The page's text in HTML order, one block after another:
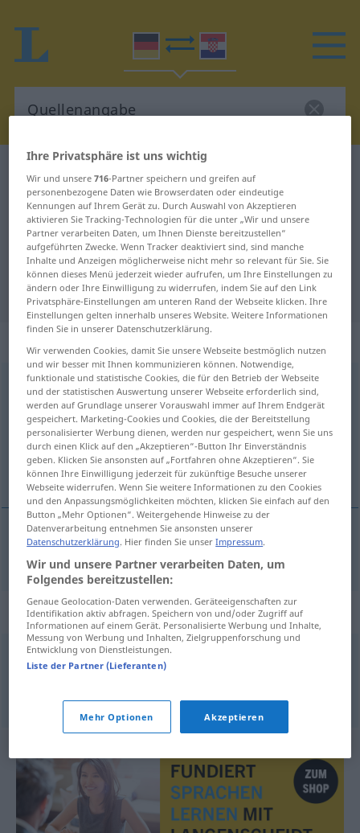
Deutsch-Kroatisch Übersetzung für
"Quellenangabe"
"Quellenangabe" Kroatisch
Übersetzung
„Quellenangabe“ : Femininum
Quellenangabef <Quellenangabe;-n>
Übersicht aller Übersetzungen
(Für mehr Details die Übersetzung anklicken/antippen)
citiranje izvora
Quellenangabe
Synonyme für "Quellenangabe"
Fundstelle,Beleg(stelle)
© OpenThesaurus.de
Ihre Privatsphäre ist uns wichtig
Wir und unsere716-Partner speichern und greifen auf
personenbezogene Daten wie Browserdaten oder eindeutige
Kennungen auf Ihrem Gerät zu. Durch Auswahl von Akzeptieren
aktivieren Sie Tracking-Technologien für die unter „Wir und unsere
Partner verarbeiten Daten, um Ihnen Dienste bereitzustellen“
aufgeführten Zwecke. Wenn Tracker deaktiviert sind, sind manche
Inhalte und Anzeigen möglicherweise nicht mehr so relevant für Sie. Sie
können dieses Menü jederzeit wieder aufrufen, um Ihre Einstellungen zu
ändern oder Ihre Einwilligung zu widerrufen, indem Sie auf den Link
Privatsphäre-Einstellungen am unteren Rand der Webseite klicken. Ihre
Einstellungen gelten innerhalb unseres Website. Weitere Informationen
finden Sie in unserer Datenschutzerklärung.
Wir verwenden Cookies, damit Sie unsere Webseite bestmöglich nutzen
und wir besser mit Ihnen kommunizieren können. Notwendige,
funktionale und statistische Cookies, die für den Betrieb der Webseite
und der statistischen Auswertung unserer Webseite erforderlich sind,
werden auf Grundlage unserer Vorauswahl immer auf Ihrem Endgerät
gespeichert. Marketing-Cookies und Cookies, die der Bereitstellung
personalisierter Werbung dienen, werden nur gespeichert, wenn Sie uns
durch einen Klick auf den „Akzeptieren“-Button Ihr Einverständnis
geben. Klicken Sie ansonsten auf „Fortfahren ohne Akzeptieren“. Sie
können Ihre Einwilligung jederzeit für zukünftige Besuche unserer
Webseite widerrufen. Wenn Sie weitere Informationen zu den Cookies
und den Anpassungsmöglichkeiten möchten, klicken Sie einfach auf den
Button „Mehr Optionen“. Weitergehende Hinweise zu der
Datenverarbeitung entnehmen Sie ansonsten unserer
Datenschutzerklärung. Hier finden Sie unserImpressum.
Wir und unsere Partner verarbeiten Daten, um
Folgendes bereitzustellen:
Genaue Geolocation-Daten verwenden. Geräteeigenschaften zur
Identifikation aktiv abfragen. Speichern von und/oder Zugriff auf
Informationen auf einem Gerät. Personalisierte Werbung und Inhalte,
Messung von Werbung und Inhalten, Zielgruppenforschung und
Entwicklung von Dienstleistungen.
Liste der Partner (Lieferanten)
Mehr Optionen Akzeptieren